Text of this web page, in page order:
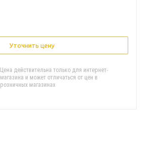
Уточнить цену
Цена действительна только для интернет-
магазина и может отличаться от цен в
розничных магазинах